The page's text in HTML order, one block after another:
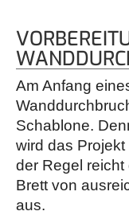
Am Anfang
Schablone.
wird das
der Regel
Brett von
aus.